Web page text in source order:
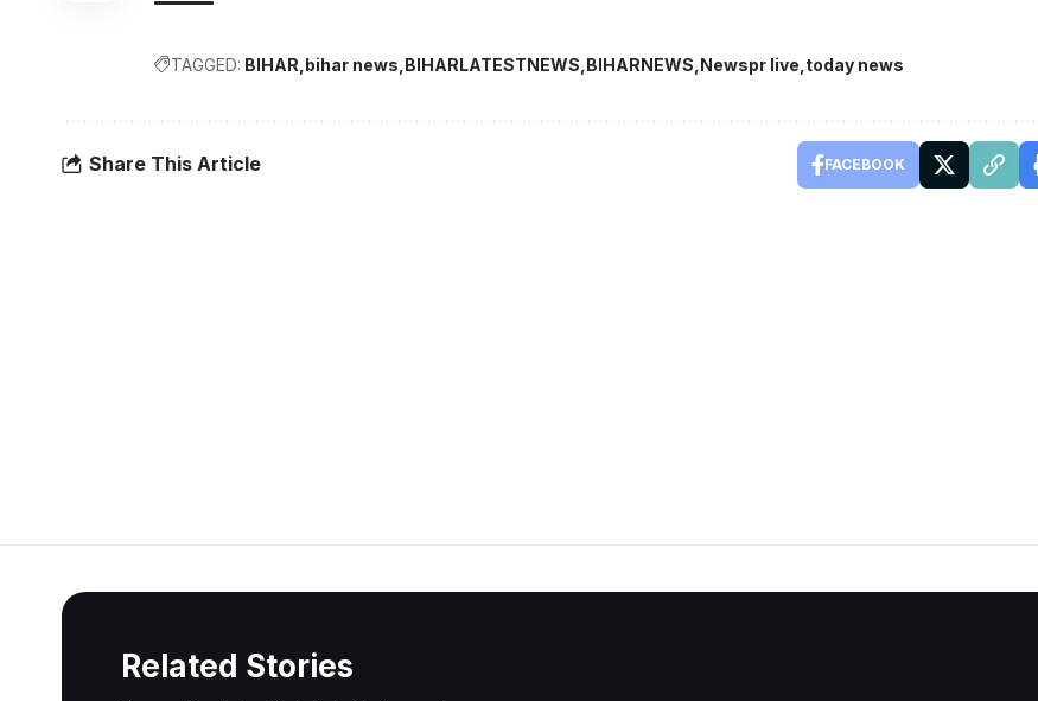
TAGGED: BIHAR bihar news BIHARLATESTNEWS BIHARNEWS Newspr live today news
Share This Article FACEBOOK
Related Stories